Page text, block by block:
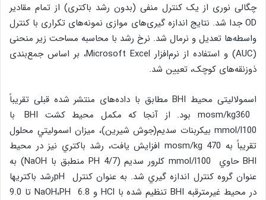
چگالی نوری از یک کنترل منفی (بدون رشد باکتری) از تمام مقادیر
OD جدا شد. نتایج اندازه گیری‌های موازی نمونه‌های تکراری با کنترل
واسطه‌ها تعدیل و نرمال شد. نرخ رشد با محاسبه مساحت زیر منحنی
(AUC) و استفاده از نرم‌افزار Microsoft Excel، بر اساس جمع‌بندی
ذوزنقه‌های کوچک، تعیین شد.
اسمولالیتی محیط BHI مطابق با داده‌های منتشر شده قبلی تقریباً
mosm/kg360 بود. از آنجا كه مكمل محیط کشت BHI با
mmol/l100 بیکربنات سدیم(جوش شیرین)، ميزان اسموليتي محلول
تقريباً به mosm/kg 470 افزايش یافت، رشد باكتري نيز در محيط
BHI حاوي mmol/l100 کلرور سدیم (PH 4/7 منطبق با NaOH) به
عنوان گروه کنترل اندازه گيري شد. به عنوان کنترل pHرشد باکتریها
در محیط غیرمترقبه BHI تنظیم شده با HCl و NaOH،PH 6.8 تا 9.0